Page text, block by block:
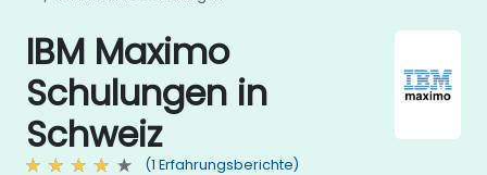
IBM Maximo
Schulungen in
Schweiz
(1 Erfahrungsberichte)